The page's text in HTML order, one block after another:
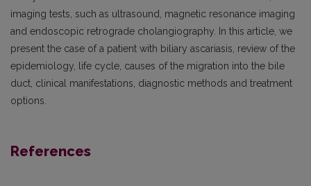
imaging tests, such as ultrasound, magnetic resonance imaging
and endoscopic retrograde cholangio­graphy. In this article, we
present the case of a patient with biliary ascariasis, review of the
epidemiology, life cycle, causes of the migration into the bile
duct, clinical manifestations, diagnostic methods and treatment
options.
References